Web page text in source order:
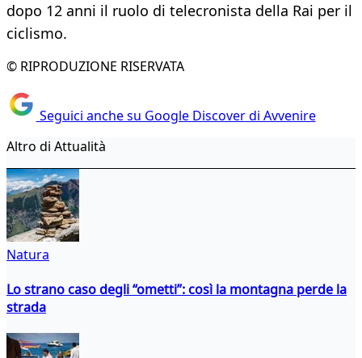
dopo 12 anni il ruolo di telecronista della Rai per il
ciclismo.
© RIPRODUZIONE RISERVATA
Seguici anche su Google Discover di Avvenire
Altro di Attualità
Natura
Lo strano caso degli “ometti”: così la montagna perde la
strada